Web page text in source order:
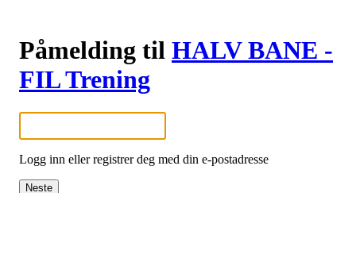
Påmelding til HALV BANE -
FIL Trening
Logg inn eller registrer deg med din e-postadresse
Neste